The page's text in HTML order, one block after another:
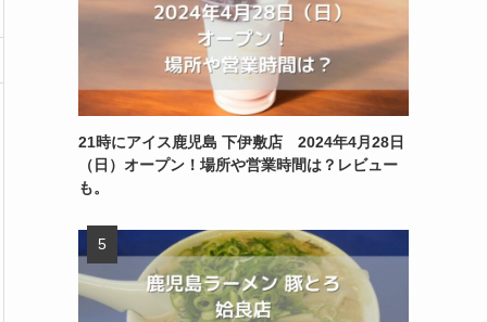
21時にアイス鹿児島 下伊敷店 2024年4月28日
（日）オープン！場所や営業時間は？レビュー
も。